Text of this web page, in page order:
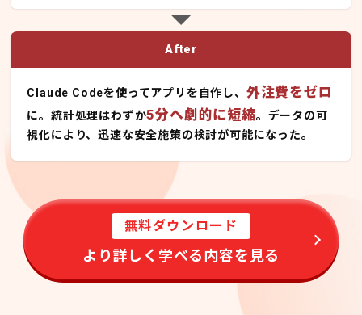
After
Claude Codeを使ってアプリを自作し、 外注費をゼロ
に。統計処理はわずか5分へ劇的に短縮。データの可
視化により、迅速な安全施策の検討が可能になった。
無料ダウンロード
より詳しく学べる内容を見る